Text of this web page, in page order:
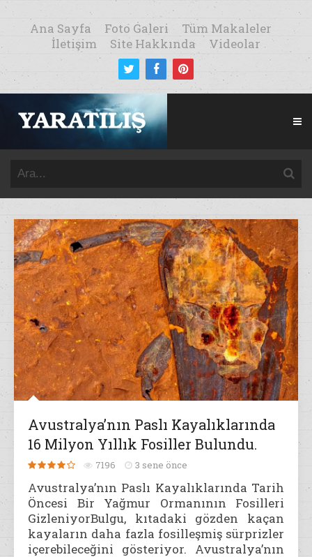
Ana Sayfa Foto Galeri
Tüm Makaleler
İletişim
Site Hakkında Videolar
Avustralya’nın Paslı Kayalıklarında
16 Milyon Yıllık Fosiller Bulundu.
7196 3 sene önce
Avustralya’nın Paslı Kayalıklarında Tarih
Öncesi Bir Yağmur Ormanının Fosilleri
GizleniyorBulgu, kıtadaki gözden kaçan
kayaların daha fazla fosilleşmiş sürprizler
içerebileceğini gösteriyor. Avustralya’nın